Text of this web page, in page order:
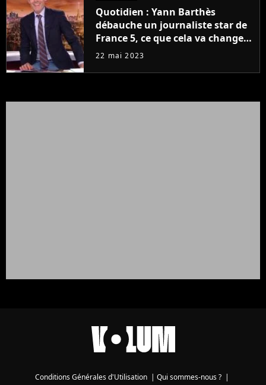
Quotidien : Yann Barthès
débauche un journaliste star de
France 5, ce que cela va changer
à la rentrée
22 mai 2023
Conditions Générales d'Utilisation Qui sommes-nous ?